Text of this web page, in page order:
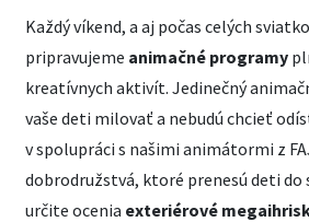
Každý víkend, a aj počas celých
pripravujeme animačné programy
kreatívnych aktivít. Jedinečný
vaše deti milovať a nebudú chcieť
v spolupráci s našimi animátormi z
dobrodružstvá, ktoré prenesú deti do
určite ocenia exteriérové